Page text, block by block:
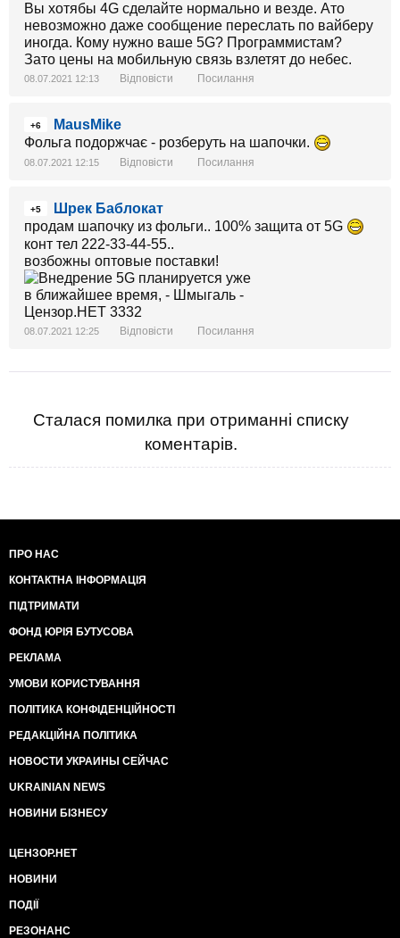
Вы хотябы 4G сделайте нормально и везде. Ато
невозможно даже сообщение переслать по вайберу
иногда. Кому нужно ваше 5G? Программистам?
Зато цены на мобильную связь взлетят до небес.
08.07.2021 12:13 Відповісти Посилання
+6
MausMike
Фольга подоржчає - розберуть на шапочки.
08.07.2021 12:15 Відповісти Посилання
+5
Шрек Баблокат
продам шапочку из фольги.. 100% защита от 5G
конт тел 222-33-44-55..
возбожны оптовые поставки!
08.07.2021 12:25 Відповісти Посилання
Сталася помилка при отриманні списку
коментарів.
ПРО НАС
КОНТАКТНА ІНФОРМАЦІЯ
ПІДТРИМАТИ
ФОНД ЮРІЯ БУТУСОВА
РЕКЛАМА
УМОВИ КОРИСТУВАННЯ
ПОЛІТИКА КОНФІДЕНЦІЙНОСТІ
РЕДАКЦІЙНА ПОЛІТИКА
НОВОСТИ УКРАИНЫ СЕЙЧАС
UKRAINIAN NEWS
НОВИНИ БІЗНЕСУ
ЦЕНЗОР.НЕТ
НОВИНИ
ПОДІЇ
РЕЗОНАНС